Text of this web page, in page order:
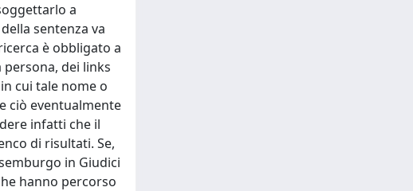
a
sentenza va
è obbligato a
dei links
cui tale nome o
ciò eventualmente
infatti che il
di risultati. Se,
in Giudici
hanno percorso